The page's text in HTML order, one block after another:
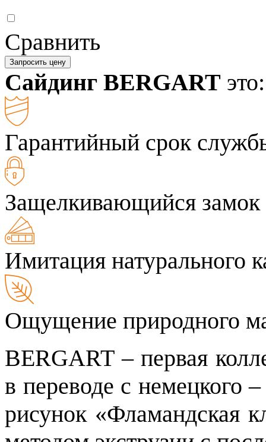
Сравнить
Запросить цену
Сайдинг BERGART это:
Гарантийный срок
Защелкивающийся замок
Имитация натурального
Ощущение природного
BERGART – первая
в переводе с немецкого
рисунок «Фламандская